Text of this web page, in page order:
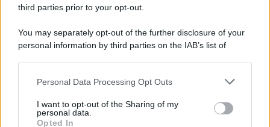
third parties prior to your opt-out.
You may separately opt-out of the further disclosure of your
personal information by third parties on the IAB’s list of
This information may also be disclosed by us to third parties
disclose it to other third parties.
Personal Data Processing Opt Outs
I want to opt-out of the Sharing of my
personal data.
Opted In
PREFERENZE PRIVACY